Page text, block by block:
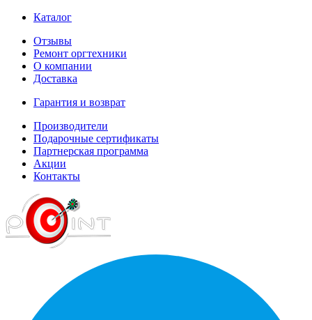
Каталог
Отзывы
Ремонт оргтехники
О компании
Доставка
Гарантия и возврат
Производители
Подарочные сертификаты
Партнерская программа
Акции
Контакты